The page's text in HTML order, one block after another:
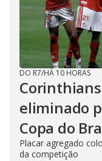
DO R7/HÁ 10 HORAS
eliminado
Copa do
Placar agregado
da competição